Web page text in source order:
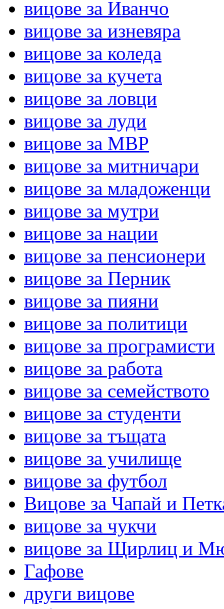
вицове за Иванчо
вицове за изневяра
вицове за коледа
вицове за кучета
вицове за ловци
вицове за луди
вицове за МВР
вицове за митничари
вицове за младоженци
вицове за мутри
вицове за нации
вицове за пенсионери
вицове за Перник
вицове за пияни
вицове за политици
вицове за програмисти
вицове за работа
вицове за семейството
вицове за студенти
вицове за тъщата
вицове за училище
вицове за футбол
Вицове за Чапай и
вицове за чукчи
вицове за Щирлиц и
Гафове
други вицове